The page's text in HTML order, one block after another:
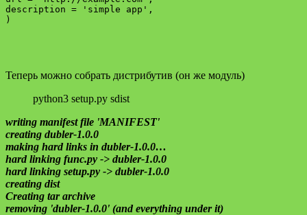
description = 'simple app',
Теперь можно собрать дистрибутив (он же модуль)
python3 setup.py sdist
writing manifest file 'MANIFEST'
creating dubler-1.0.0
making hard links in dubler-1.0.0…
hard linking func.py -> dubler-1.0.0
hard linking setup.py -> dubler-1.0.0
creating dist
Creating tar archive
removing 'dubler-1.0.0' (and everything under it)